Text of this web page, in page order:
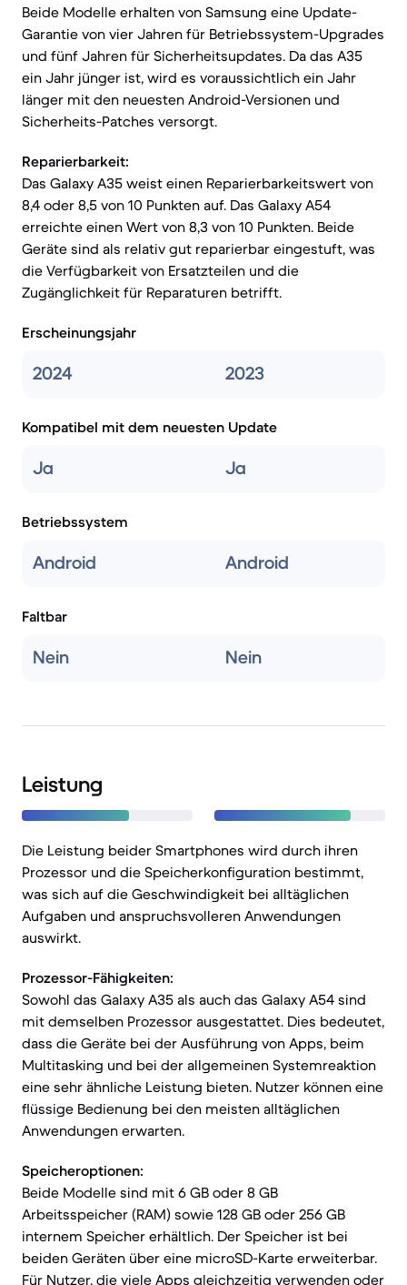
Beide Modelle erhalten von Samsung eine Update-
Garantie von vier Jahren für Betriebssystem-Upgrades
und fünf Jahren für Sicherheitsupdates. Da das A35
ein Jahr jünger ist, wird es voraussichtlich ein Jahr
länger mit den neuesten Android-Versionen und
Sicherheits-Patches versorgt.
Reparierbarkeit:
Das Galaxy A35 weist einen Reparierbarkeitswert von
8,4 oder 8,5 von 10 Punkten auf. Das Galaxy A54
erreichte einen Wert von 8,3 von 10 Punkten. Beide
Geräte sind als relativ gut reparierbar eingestuft, was
die Verfügbarkeit von Ersatzteilen und die
Zugänglichkeit für Reparaturen betrifft.
Erscheinungsjahr
2024 2023
Kompatibel mit dem neuesten Update
Ja Ja
Betriebssystem
Android Android
Faltbar
Nein Nein
Leistung
Die Leistung beider Smartphones wird durch ihren
Prozessor und die Speicherkonfiguration bestimmt,
was sich auf die Geschwindigkeit bei alltäglichen
Aufgaben und anspruchsvolleren Anwendungen
auswirkt.
Prozessor-Fähigkeiten:
Sowohl das Galaxy A35 als auch das Galaxy A54 sind
mit demselben Prozessor ausgestattet. Dies bedeutet,
dass die Geräte bei der Ausführung von Apps, beim
Multitasking und bei der allgemeinen Systemreaktion
eine sehr ähnliche Leistung bieten. Nutzer können eine
flüssige Bedienung bei den meisten alltäglichen
Anwendungen erwarten.
Speicheroptionen:
Beide Modelle sind mit 6 GB oder 8 GB
Arbeitsspeicher (RAM) sowie 128 GB oder 256 GB
internem Speicher erhältlich. Der Speicher ist bei
beiden Geräten über eine microSD-Karte erweiterbar.
Für Nutzer, die viele Apps gleichzeitig verwenden oder